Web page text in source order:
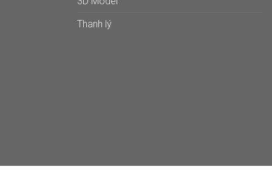
Thanh lý